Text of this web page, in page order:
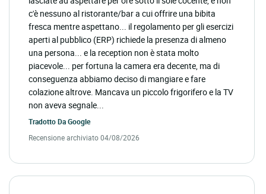
c'è nessuno al ristorante/bar a cui offrire una bibita
fresca mentre aspettano... il regolamento per gli esercizi
aperti al pubblico (ERP) richiede la presenza di almeno
una persona... e la reception non è stata molto
piacevole... per fortuna la camera era decente, ma di
conseguenza abbiamo deciso di mangiare e fare
colazione altrove. Mancava un piccolo frigorifero e la TV
non aveva segnale...
Tradotto DaGoogle
Recensione archiviato 04/08/2026